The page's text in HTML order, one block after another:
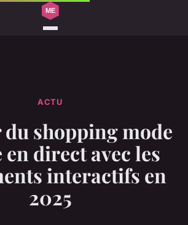
ACTU
shopping mode
en direct avec les
interactifs en
2025